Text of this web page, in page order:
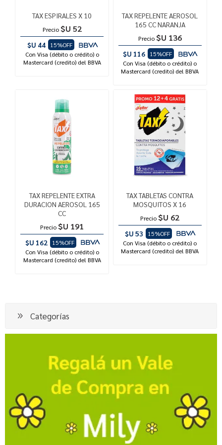
TAX ESPIRALES X 10
Precio $U 52
$U 44
15%OFF
Con Visa (débito o crédito) o
Mastercard (credito) del BBVA
TAX REPELENTE AEROSOL
165 CC NARANJA
Precio $U 136
$U 116
15%OFF
Con Visa (débito o crédito) o
Mastercard (credito) del BBVA
TAX REPELENTE EXTRA
DURACION AEROSOL 165
CC
Precio $U 191
$U 162
15%OFF
Con Visa (débito o crédito) o
Mastercard (credito) del BBVA
TAX TABLETAS CONTRA
MOSQUITOS X 16
Precio $U 62
$U 53
15%OFF
Con Visa (débito o crédito) o
Mastercard (credito) del BBVA
Categorías